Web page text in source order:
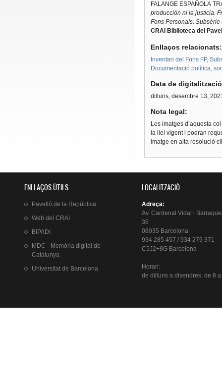
FALANGE ESPAÑOLA
producción ni la justicia.
Fons Personals.
CRAI Biblioteca del
Enllaços
Inventari del Fons FP,
Documentació política,
Data de
dilluns, desembre 13,
Nota legal:
Les imatges d’aquesta
la llei vigent i podran
imatge en alta resolució
ENLLAÇOS ÚTILS
Pavelló de la República
Web del CRAI
BIPADI
MDC - Memòria digital de
Catalunya
Universitat de Barcelona
LOCALITZACIÓ
Adreça:
Av. Cardenal Vidal i
36
08035 Barcelona
934 285 457 / 934 279 371
C5J2+8G Barcelona
Horari:
de dillunsa divendres, de 8